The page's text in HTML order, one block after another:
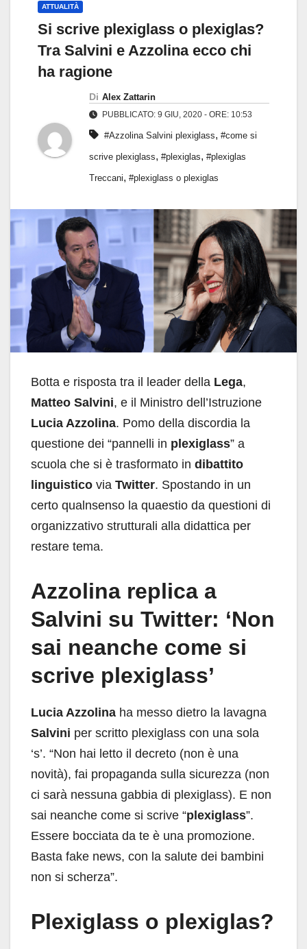
ATTUALITÀ
Si scrive plexiglass o plexiglas?
Tra Salvini e Azzolina ecco chi
ha ragione
Di Alex Zattarin
PUBBLICATO: 9 GIU, 2020 - ORE: 10:53
#Azzolina Salvini plexiglass, #come si
scrive plexiglass, #plexiglas, #plexiglas
Treccani, #plexiglass o plexiglas
Botta e risposta tra il leader della Lega,
Matteo Salvini, e il Ministro dell’Istruzione
Lucia Azzolina. Pomo della discordia la
questione dei “pannelli in plexiglass” a
scuola che si è trasformato in dibattito
linguistico via Twitter. Spostando in un
certo qualnsenso la quaestio da questioni di
organizzativo strutturali alla didattica per
restare tema.
Azzolina replica a
Salvini su Twitter: ‘Non
sai neanche come si
scrive plexiglass’
Lucia Azzolina ha messo dietro la lavagna
Salvini per scritto plexiglass con una sola
‘s’. “Non hai letto il decreto (non è una
novità), fai propaganda sulla sicurezza (non
ci sarà nessuna gabbia di plexiglass). E non
sai neanche come si scrive “plexiglass”.
Essere bocciata da te è una promozione.
Basta fake news, con la salute dei bambini
non si scherza”.
Plexiglass o plexiglas?